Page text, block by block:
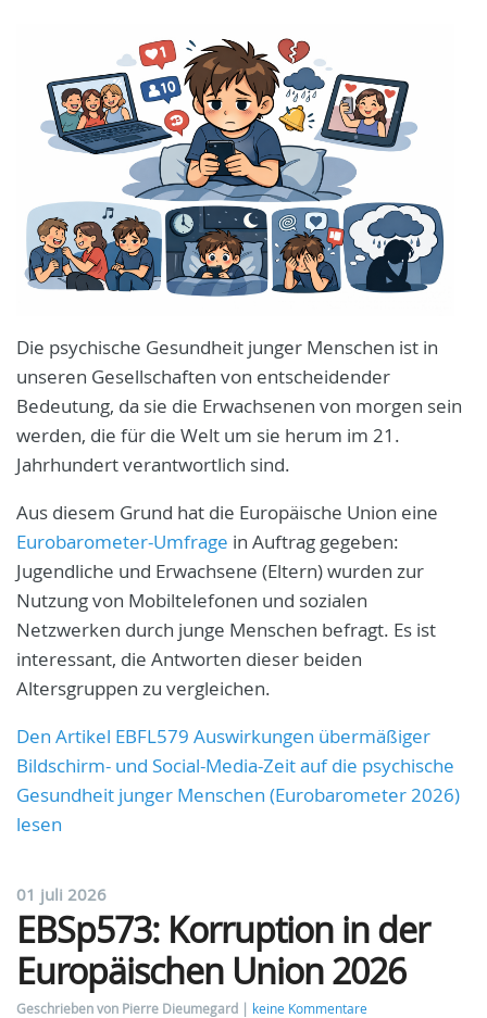
Die psychische Gesundheit junger Menschen ist in
unseren Gesellschaften von entscheidender
Bedeutung, da sie die Erwachsenen von morgen sein
werden, die für die Welt um sie herum im 21.
Jahrhundert verantwortlich sind.
Aus diesem Grund hat die Europäische Union eine
Eurobarometer-Umfrage in Auftrag gegeben:
Jugendliche und Erwachsene (Eltern) wurden zur
Nutzung von Mobiltelefonen und sozialen
Netzwerken durch junge Menschen befragt. Es ist
interessant, die Antworten dieser beiden
Altersgruppen zu vergleichen.
Den Artikel EBFL579 Auswirkungen übermäßiger
Bildschirm- und Social-Media-Zeit auf die psychische
Gesundheit junger Menschen (Eurobarometer 2026)
lesen
01 juli 2026
EBSp573: Korruption in der
Europäischen Union 2026
Geschrieben von Pierre Dieumegard
keine Kommentare